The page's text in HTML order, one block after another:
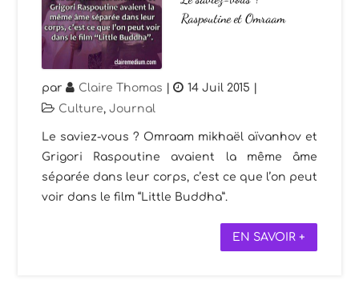
Raspoutine et Omraam
par Claire Thomas | 14 Juil 2015
Culture,Journal
Le saviez-vous ? Omraam mikhaël aïvanhov et
Grigori Raspoutine avaient la même âme
séparée dans leur corps, c’est ce que l’on peut
voir dans le film “Little Buddha”.
EN SAVOIR +